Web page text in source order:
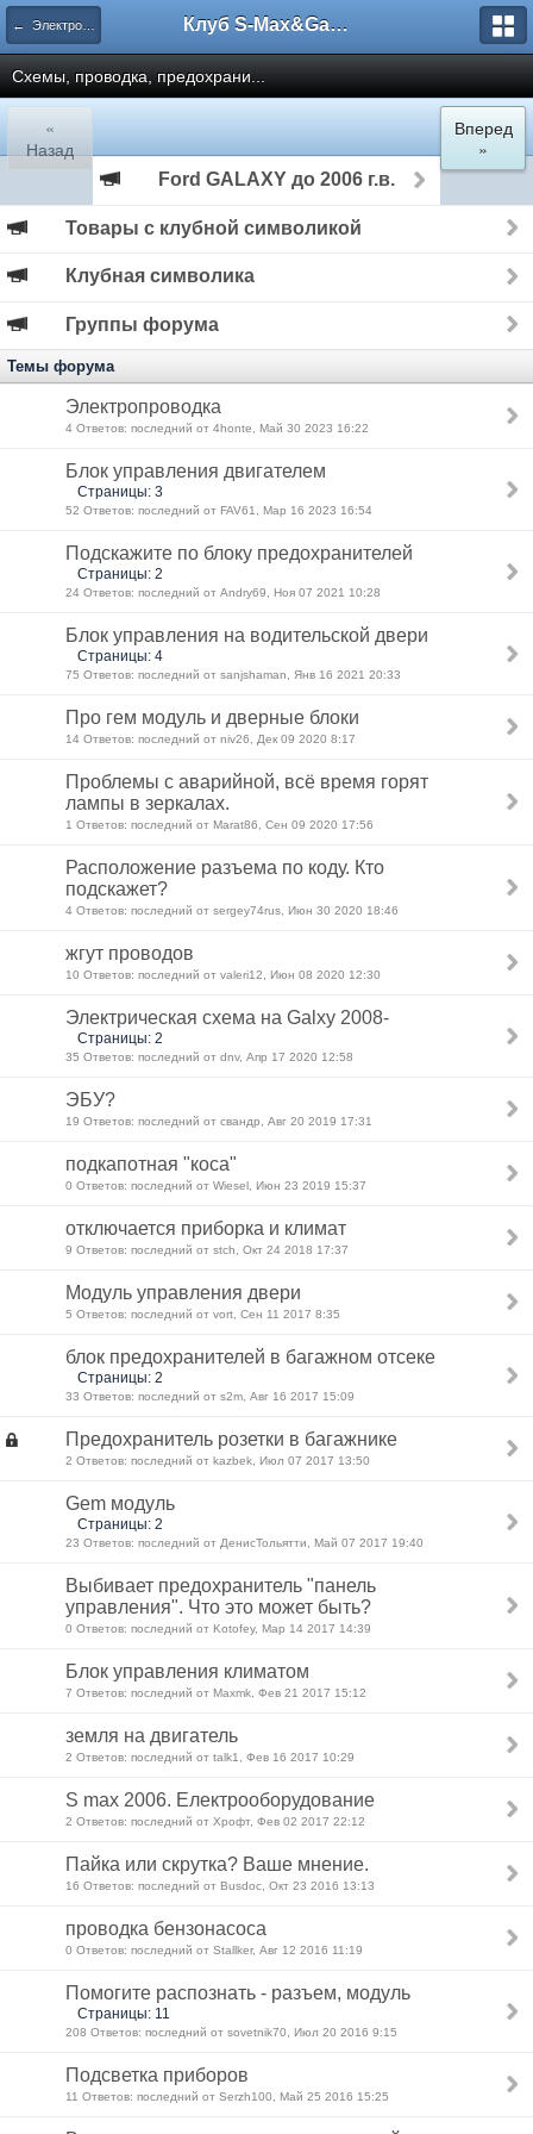
← Электрооборудование Клуб S-Max&Galaxy
Схемы, проводка, предохрани...
«
Назад
Вперед
»
Ford GALAXY до 2006 г.в.
Товары с клубной символикой
Клубная символика
Группы форума
Темы форума
Электропроводка
4 Ответов: последний от 4honte, Май 30 2023 16:22
Блок управления двигателем
Страницы: 3
52 Ответов: последний от FAV61, Мар 16 2023 16:54
Подскажите по блоку предохранителей
Страницы: 2
24 Ответов: последний от Andry69, Ноя 07 2021 10:28
Блок управления на водительской двери
Страницы: 4
75 Ответов: последний от sanjshaman, Янв 16 2021 20:33
Про гем модуль и дверные блоки
14 Ответов: последний от niv26, Дек 09 2020 8:17
Проблемы с аварийной, всё время горят
лампы в зеркалах.
1 Ответов: последний от Marat86, Сен 09 2020 17:56
Расположение разъема по коду. Кто
подскажет?
4 Ответов: последний от sergey74rus, Июн 30 2020 18:46
жгут проводов
10 Ответов: последний от valeri12, Июн 08 2020 12:30
Электрическая схема на Galxy 2008-
Страницы: 2
35 Ответов: последний от dnv, Апр 17 2020 12:58
ЭБУ?
19 Ответов: последний от свандр, Авг 20 2019 17:31
подкапотная "коса"
0 Ответов: последний от Wiesel, Июн 23 2019 15:37
отключается приборка и климат
9 Ответов: последний от stch, Окт 24 2018 17:37
Модуль управления двери
5 Ответов: последний от vort, Сен 11 2017 8:35
блок предохранителей в багажном отсеке
Страницы: 2
33 Ответов: последний от s2m, Авг 16 2017 15:09
Предохранитель розетки в багажнике
2 Ответов: последний от kazbek, Июл 07 2017 13:50
Gem модуль
Страницы: 2
23 Ответов: последний от ДенисТольятти, Май 07 2017 19:40
Выбивает предохранитель "панель
управления". Что это может быть?
0 Ответов: последний от Kotofey, Мар 14 2017 14:39
Блок управления климатом
7 Ответов: последний от Maxmk, Фев 21 2017 15:12
земля на двигатель
2 Ответов: последний от talk1, Фев 16 2017 10:29
S max 2006. Електрооборудование
2 Ответов: последний от Хрофт, Фев 02 2017 22:12
Пайка или скрутка? Ваше мнение.
16 Ответов: последний от Busdoc, Окт 23 2016 13:13
проводка бензонасоса
0 Ответов: последний от Stallker, Авг 12 2016 11:19
Помогите распознать - разъем, модуль
Страницы: 11
208 Ответов: последний от sovetnik70, Июл 20 2016 9:15
Подсветка приборов
11 Ответов: последний от Serzh100, Май 25 2016 15:25